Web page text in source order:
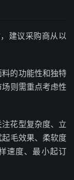
建议采购商从以
的功能性和独特
则需重点考虑性
花型复杂度、立
毛效果、柔软度
速度、最小起订